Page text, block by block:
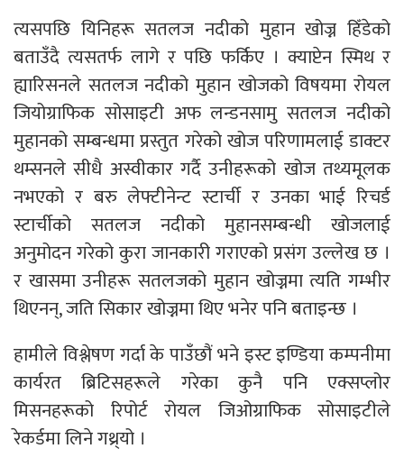
त्यसपछि यिनिहरू सतलज नदीको मुहान खोज्न हिँडेको
बताउँदै त्यसतर्फ लागे र पछि फर्किए । क्याप्टेन स्मिथ र
ह्यारिसनले सतलज नदीको मुहान खोजको विषयमा रोयल
जियोग्राफिक सोसाइटी अफ लन्डनसामु सतलज नदीको
मुहानको सम्बन्धमा प्रस्तुत गरेको खोज परिणामलाई डाक्टर
थम्सनले सीधै अस्वीकार गर्दै उनीहरूको खोज तथ्यमूलक
नभएको र बरु लेफ्टीनेन्ट स्टार्ची र उनका भाई रिचर्ड
स्टार्चीको सतलज नदीको मुहानसम्बन्धी खोजलाई
अनुमोदन गरेको कुरा जानकारी गराएको प्रसंग उल्लेख छ ।
र खासमा उनीहरू सतलजको मुहान खोज्नमा त्यति गम्भीर
थिएनन्, जति सिकार खोज्नमा थिए भनेर पनि बताइन्छ ।
हामीले विश्लेषण गर्दा के पाउँछौं भने इस्ट इण्डिया कम्पनीमा
कार्यरत ब्रिटिसहरूले गरेका कुनै पनि एक्सप्लोर
मिसनहरूको रिपोर्ट रोयल जिओग्राफिक सोसाइटीले
रेकर्डमा लिने गथ्र्यो ।